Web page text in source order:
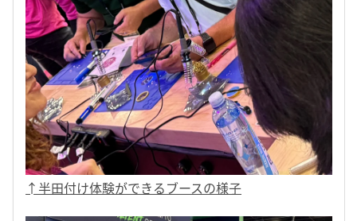
↑半田付け体験ができるブースの様子